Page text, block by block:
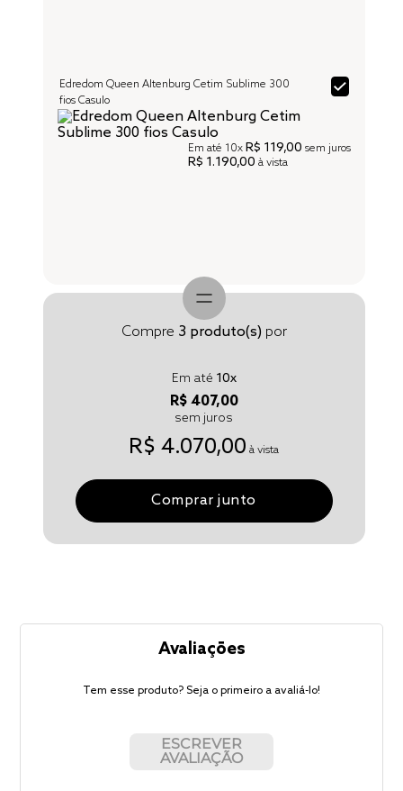
Edredom Queen Altenburg Cetim Sublime 300
fios Casulo
Em até 10x R$ 119,00 sem juros
R$ 1.190,00 à vista
Compre 3 produto(s)por
Em até 10x
R$ 407,00
sem juros
R$ 4.070,00 à vista
Comprar junto
Avaliações
Tem esse produto? Seja o primeiro a avaliá-lo!
ESCREVER
AVALIAÇÃO